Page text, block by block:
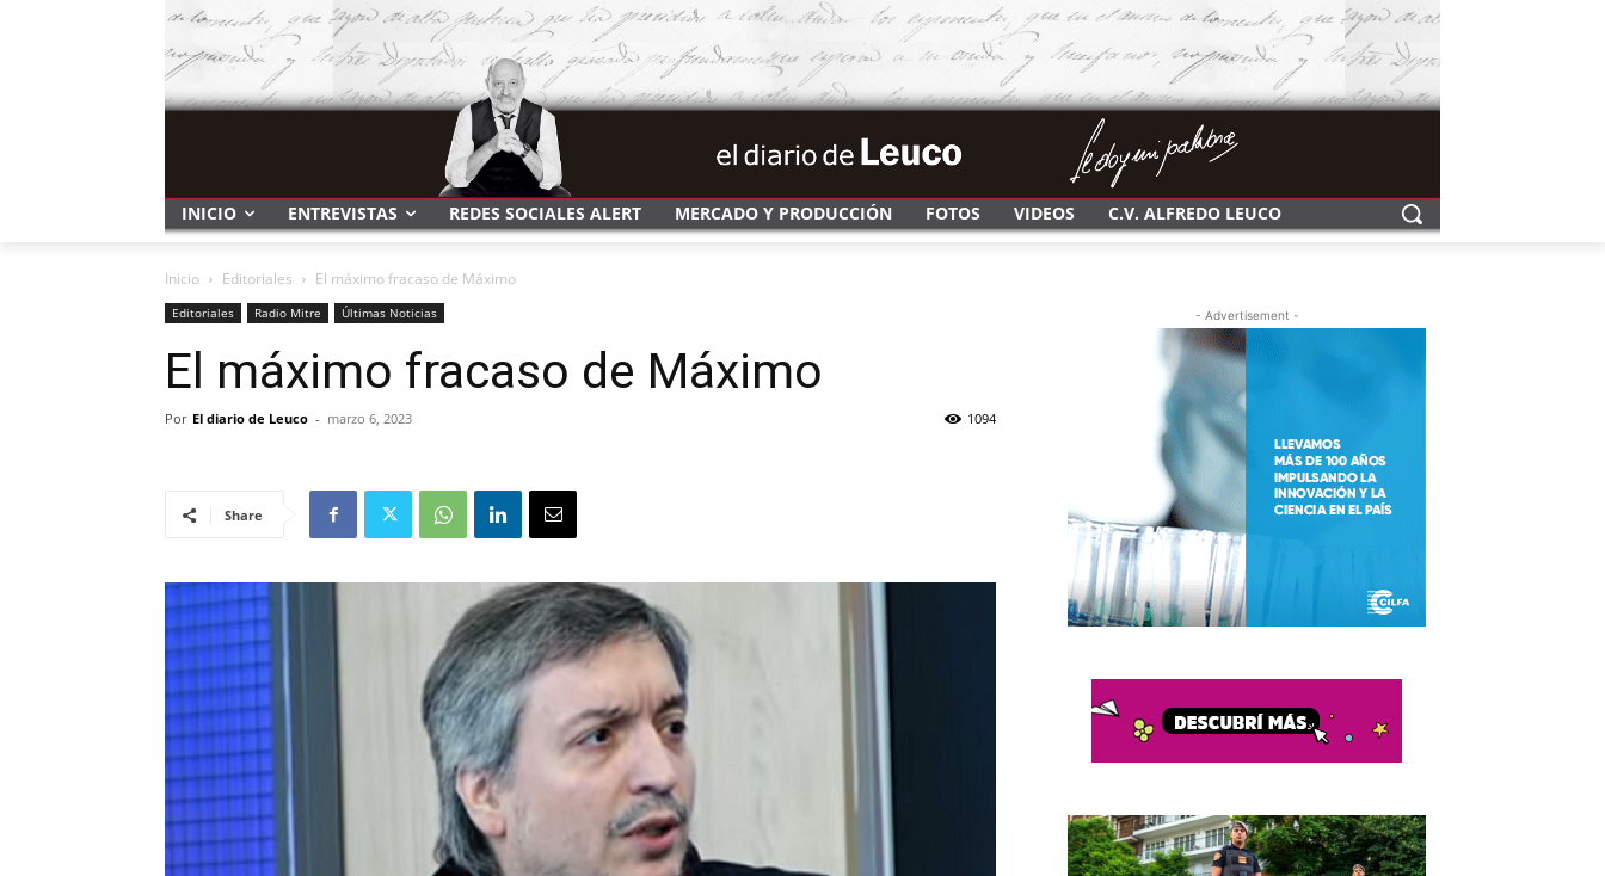
INICIO ENTREVISTAS REDES SOCIALES ALERT MERCADO Y PRODUCCIÓN FOTOS VIDEOS C.V. ALFREDO LEUCO
Inicio Editoriales El máximo fracaso de Máximo
Editoriales Radio Mitre Últimas Noticias
El máximo fracaso de Máximo
Por El diario de Leuco - marzo 6, 2023 1094
Share
- Advertisement -